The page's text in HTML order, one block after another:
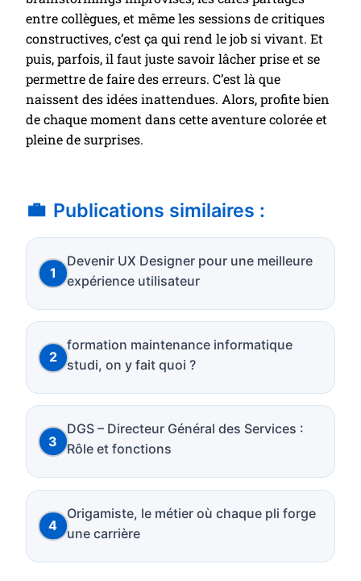
entre collègues, et même les sessions de critiques
constructives, c’est ça qui rend le job si vivant. Et
puis, parfois, il faut juste savoir lâcher prise et se
permettre de faire des erreurs. C’est là que
naissent des idées inattendues. Alors, profite bien
de chaque moment dans cette aventure colorée et
pleine de surprises.
Publications similaires :
Devenir UX Designer pour une meilleure
expérience utilisateur
formation maintenance informatique
studi, on y fait quoi ?
DGS – Directeur Général des Services :
Rôle et fonctions
Origamiste, le métier où chaque pli forge
une carrière